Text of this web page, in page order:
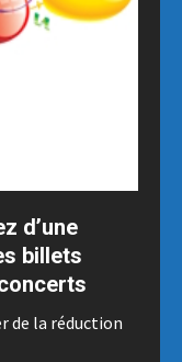
d’une
billets
de la réduction